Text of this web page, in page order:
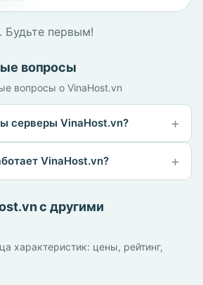
Будьте первым!
вопросы
вопросы о VinaHost.vn
серверы VinaHost.vn?
VinaHost.vn?
с другими
характеристик: цены, рейтинг,